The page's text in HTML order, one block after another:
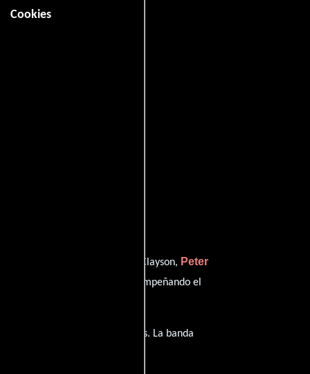
Cookies
minutos).
quien interpreta a Danny Clayson, Peter
y
desempeñando el
diálogos originales en Inglés. La banda